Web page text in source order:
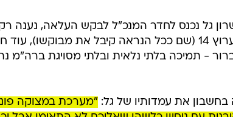
אישית. איש איש - דעותיו - וחברת החדשות שלו. אבל לא רק נתניהו ו-
משרון גל ומתכוונים לנצל את חלון המהפכה כדי לייצר